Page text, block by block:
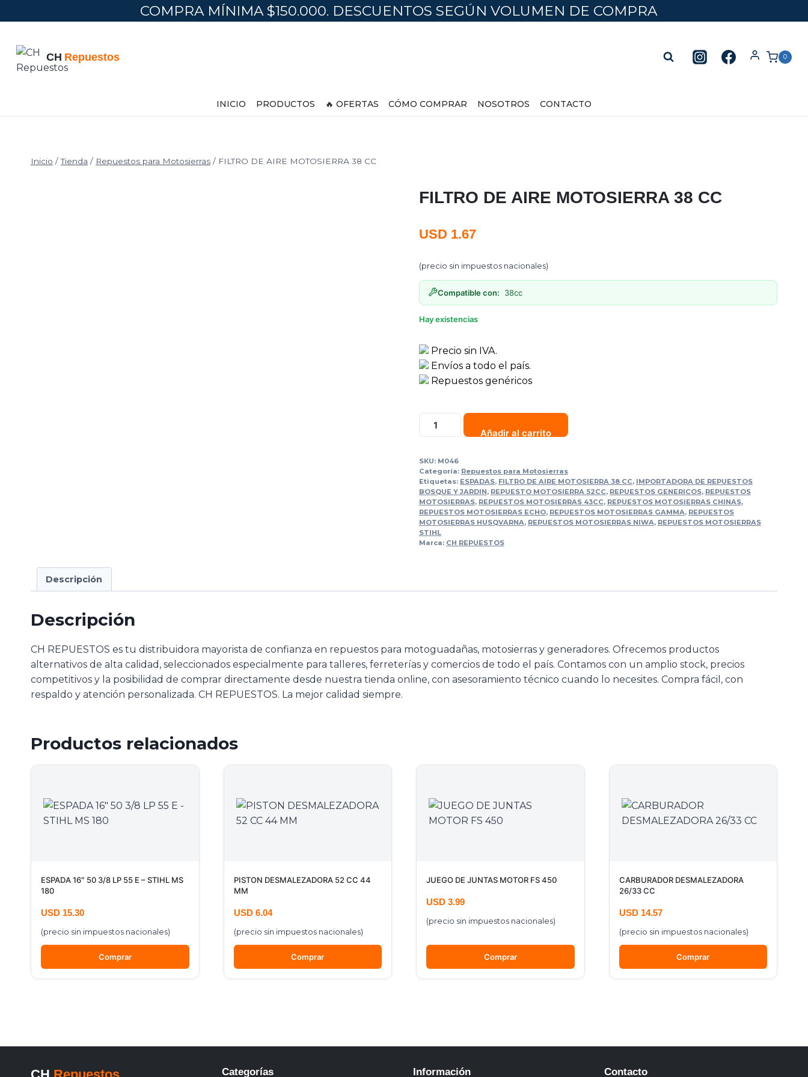
al
COMPRA MÍNIMA $150.000. DESCUENTOS SEGÚN VOLUMEN DE COMPRA
0
INICIO PRODUCTOS 🔥 OFERTAS CÓMO COMPRAR NOSOTROS CONTACTO
Inicio / Tienda / Repuestos para Motosierras / FILTRO DE AIRE MOTOSIERRA 38 CC
FILTRO DE AIRE MOTOSIERRA 38 CC
USD 1.67
(precio sin impuestos nacionales)
Compatible con: 38cc
Hay existencias
Precio sin IVA.
Envíos a todo el país.
Repuestos genéricos
FILTRO
DE
MOTOSIERRA
38
CC
cantidad
Añadir al carrito
SKU: M046
Categoría: Repuestos para Motosierras
Etiquetas: ESPADAS, FILTRO DE AIRE MOTOSIERRA 38 CC, IMPORTADORA DE REPUESTOS
BOSQUE Y JARDIN, REPUESTO MOTOSIERRA 52CC, REPUESTOS GENERICOS, REPUESTOS
MOTOSIERRAS, REPUESTOS MOTOSIERRAS 43CC, REPUESTOS MOTOSIERRAS CHINAS,
REPUESTOS MOTOSIERRAS ECHO, REPUESTOS MOTOSIERRAS GAMMA, REPUESTOS
MOTOSIERRAS HUSQVARNA, REPUESTOS MOTOSIERRAS NIWA, REPUESTOS MOTOSIERRAS
STIHL
Marca: CH REPUESTOS
Descripción
Descripción
CH REPUESTOS es tu distribuidora mayorista de confianza en repuestos para motoguadañas, motosierras y generadores. Ofrecemos productos
alternativos de alta calidad, seleccionados especialmente para talleres, ferreterías y comercios de todo el país. Contamos con un amplio stock, precios
competitivos y la posibilidad de comprar directamente desde nuestra tienda online, con asesoramiento técnico cuando lo necesites. Compra fácil, con
respaldo y atención personalizada. CH REPUESTOS. La mejor calidad siempre.
Productos relacionados
ESPADA 16″ 50 3/8 LP 55 E – STIHL MS
180
USD 15.30
(precio sin impuestos nacionales)
Comprar
PISTON DESMALEZADORA 52 CC 44
MM
USD 6.04
(precio sin impuestos nacionales)
Comprar
JUEGO DE JUNTAS MOTOR FS 450
USD 3.99
(precio sin impuestos nacionales)
Comprar
CARBURADOR DESMALEZADORA
26/33 CC
USD 14.57
(precio sin impuestos nacionales)
Comprar
Categorías Información Contacto